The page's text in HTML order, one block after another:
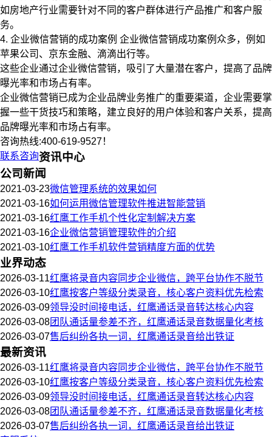
如房地产行业需要针对不同的客户群体进行产品推广和客户服
务。
4. 企业微信营销的成功案例 企业微信营销成功案例众多，例如
苹果公司、京东金融、滴滴出行等。
这些企业通过企业微信营销，吸引了大量潜在客户，提高了品牌
曝光率和市场占有率。
企业微信营销已成为企业品牌业务推广的重要渠道，企业需要掌
握一些干货技巧和策略，建立良好的用户体验和客户关系，提高
品牌曝光率和市场占有率。
咨询热线:400-619-9527！
联系咨询资讯中心
公司新闻
2021-03-23微信管理系统的效果如何
2021-03-16如何运用微信管理软件推进智能营销
2021-03-16红鹰工作手机个性化定制解决方案
2021-03-16企业微信营销管理软件的介绍
2021-03-10红鹰工作手机软件营销精度方面的优势
业界动态
2026-03-11红鹰将录音内容同步企业微信，跨平台协作不脱节
2026-03-10红鹰按客户等级分类录音，核心客户资料优先检索
2026-03-09领导没时间接电话，红鹰通话录音转达核心内容
2026-03-08团队通话量参差不齐，红鹰通话录音数据量化考核
2026-03-07售后纠纷各执一词，红鹰通话录音给出铁证
最新资讯
2026-03-11红鹰将录音内容同步企业微信，跨平台协作不脱节
2026-03-10红鹰按客户等级分类录音，核心客户资料优先检索
2026-03-09领导没时间接电话，红鹰通话录音转达核心内容
2026-03-08团队通话量参差不齐，红鹰通话录音数据量化考核
2026-03-07售后纠纷各执一词，红鹰通话录音给出铁证